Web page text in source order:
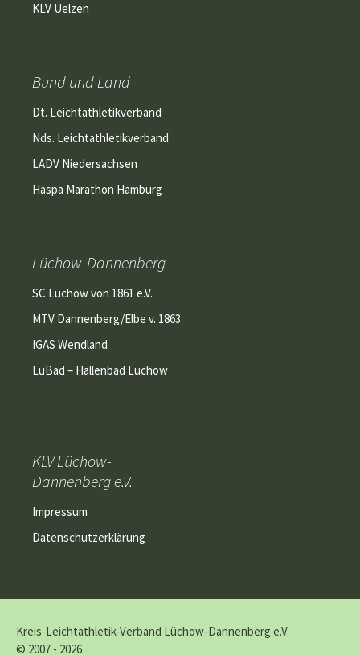
KLV Uelzen
Bund und Land
Dt. Leichtathletikverband
Nds. Leichtathletikverband
LADV Niedersachsen
Haspa Marathon Hamburg
Lüchow-Dannenberg
SC Lüchow von 1861 e.V.
MTV Dannenberg/Elbe v. 1863
IGAS Wendland
LüBad – Hallenbad Lüchow
KLV Lüchow-
Dannenberg e.V.
Impressum
Datenschutzerklärung
Kreis-Leichtathletik-Verband Lüchow-Dannenberg e.V.
© 2007 - 2026